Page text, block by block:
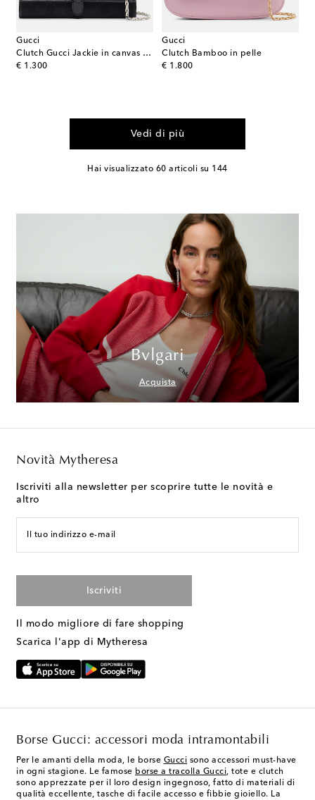
Gucci
Clutch Gucci Jackie in canvas GG
€ 1.300
original price
Gucci
Clutch Bamboo in pelle
€ 1.800
original price
Vedi di più
Hai visualizzato 60 articoli su 144
Bvlgari
Acquista
Novità Mytheresa
Iscriviti alla newsletter per scoprire tutte le novità e
altro
Il tuo indirizzo e-mail
Iscriviti
Il modo migliore di fare shopping
Scarica l'app di Mytheresa
Borse Gucci: accessori moda intramontabili
Per le amanti della moda, le borse Gucci sono accessori must-have
in ogni stagione. Le famose borse a tracolla Gucci, tote e clutch
sono apprezzate per il loro design ingegnoso, fatto di materiali di
qualità eccellente, tasche di facile accesso e fibbie gioiello. La